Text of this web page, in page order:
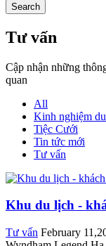
Search
Tư vấn
Cập nhận những
quan
All
Kinh nghiệm
Tiệc Cưới
Tin tức mới
Tư vấn
Khu du lịch -
Tư vấn February